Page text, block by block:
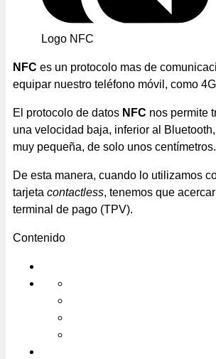
Logo NFC
NFC es un protocolo mas de
equipar nuestro teléfono móvil, como
El protocolo de datos NFC nos permite
una velocidad baja, inferior al
muy pequeña, de solo unos centímetros.
De esta manera, cuando lo utilizamos
tarjeta contactless, tenemos que
terminal de pago (TPV).
Contenido